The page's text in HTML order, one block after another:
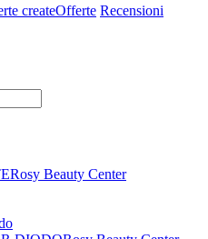
createOfferte Recensioni
Rosy Beauty Center